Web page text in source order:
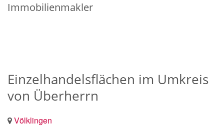
Immobilienmakler
Einzelhandelsflächen im Umkreis
von Überherrn
Völklingen